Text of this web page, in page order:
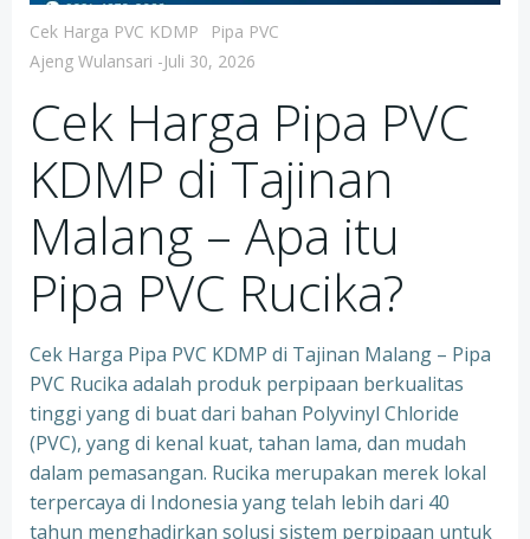
Cek Harga PVC KDMP
Pipa PVC
Ajeng Wulansari -Juli 30, 2026
Cek Harga Pipa PVC
KDMP di Tajinan
Malang – Apa itu
Pipa PVC Rucika?
Cek Harga Pipa PVC KDMP di Tajinan Malang – Pipa
PVC Rucika adalah produk perpipaan berkualitas
tinggi yang di buat dari bahan Polyvinyl Chloride
(PVC), yang di kenal kuat, tahan lama, dan mudah
dalam pemasangan. Rucika merupakan merek lokal
terpercaya di Indonesia yang telah lebih dari 40
tahun menghadirkan solusi sistem perpipaan untuk